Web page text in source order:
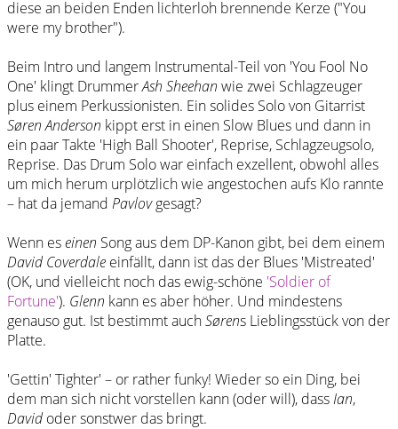
diese an beiden Enden lichterloh brennende Kerze ("You
were my brother").
Beim Intro und langem Instrumental-Teil von 'You Fool No
One' klingt DrummerAsh Sheehan wie zwei Schlagzeuger
plus einem Perkussionisten. Ein solides Solo von Gitarrist
Søren Anderson kippt erst in einen Slow Blues und dann in
ein paar Takte 'High Ball Shooter', Reprise, Schlagzeugsolo,
Reprise. Das Drum Solo war einfach exzellent, obwohl alles
um mich herum urplötzlich wie angestochen aufs Klo rannte
– hat da jemand Pavlovgesagt?
Wenn eseinen Song aus dem DP-Kanon gibt, bei dem einem
David Coverdale einfällt, dann ist das der Blues 'Mistreated'
(OK, und vielleicht noch das ewig-schöne 'Soldier of
Fortune'). Glenn kann es aber höher. Und mindestens
genauso gut. Ist bestimmt auchSørens Lieblingsstück von der
Platte.
'Gettin' Tighter' – or rather funky! Wieder so ein Ding, bei
dem man sich nicht vorstellen kann (oder will), dassIan,
Davidoder sonstwer das bringt.